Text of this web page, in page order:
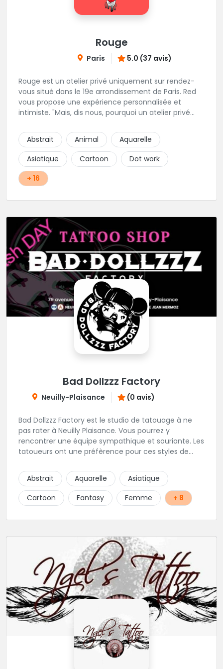
Rouge
Paris 5.0 (37 avis)
Rouge est un atelier privé uniquement sur rendez-
vous situé dans le 19e arrondissement de Paris. Red
vous propose une expérience personnalisée et
intimiste. "Mais, dis nous, pourquoi un atelier privé
qualité de service à tous les tatoué(e)s. L'intérêt est
de prendre son temps, faire les bons choix, et
toujours se donner à 1000 %. Sans oublier, une
hygiène irréprochable. La bonne humeur, l'échange,
le respect, faire un travail personnalisé et toujours de
qualité, sont les mots d'ordre dans cet atelier. " Si
Abstrait Animal
Aquarelle
Asiatique
Cartoon
Dot work
+ 16
Bad Dollzzz Factory
Neuilly-Plaisance (0 avis)
Bad Dollzzz Factory est le studio de tatouage à ne
pas rater à Neuilly Plaisance. Vous pourrez y
rencontrer une équipe sympathique et souriante. Les
tatoueurs ont une préfèrence pour ces styles de
culture et traits fins. Foncez !
Abstrait Aquarelle
Asiatique
Cartoon
Fantasy Femme + 8